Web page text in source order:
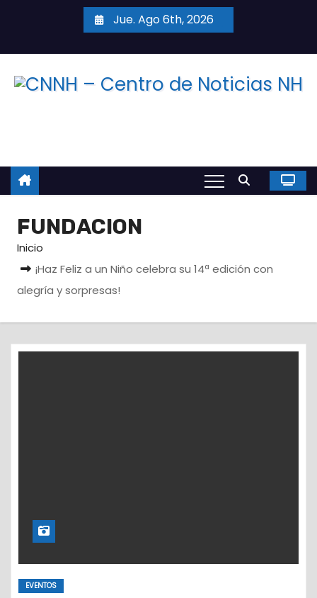
c
o
Jue. Ago 6th, 2026
FUNDACION
Inicio
¡Haz Feliz a un Niño celebra su 14ª edición con
alegría y sorpresas!
EVENTOS